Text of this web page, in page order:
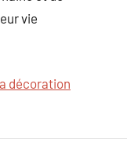
vie
décoration